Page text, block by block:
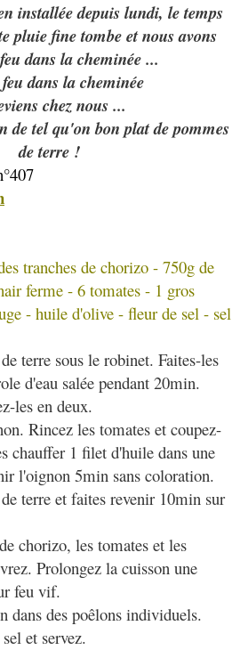
installée depuis lundi, le temps
pluie fine tombe et nous avons
dans la cheminée ...
dans la cheminée
chez nous ...
de tel qu'on bon plat de pommes
de terre !
tranches de chorizo - 750g de
ferme - 6 tomates - 1 gros
- huile d'olive - fleur de sel - sel
terre sous le robinet. Faites-les
d'eau salée pendant 20min.
les en deux.
Rincez les tomates et coupez-
chauffer 1 filet d'huile dans une
l'oignon 5min sans coloration.
terre et faites revenir 10min sur
chorizo, les tomates et les
Prolongez la cuisson une
feu vif.
dans des poêlons individuels.
et servez.